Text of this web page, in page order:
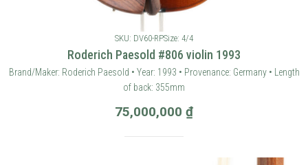
SKU: DV60-RPSize: 4/4
Roderich Paesold #806 violin 1993
Brand/Maker: Roderich Paesold • Year: 1993 • Provenance: Germany • Length
of back: 355mm
75,000,000 ₫